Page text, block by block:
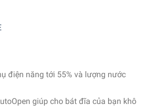
điện năng tới 55% và lượng nước
giúp cho bát đĩa của bạn khô